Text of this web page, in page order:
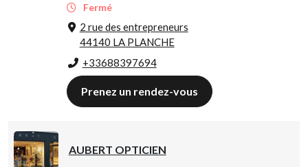
Fermé
2 rue des entrepreneurs
44140 LA PLANCHE
+33688397694
Prenez un rendez-vous
AUBERT OPTICIEN